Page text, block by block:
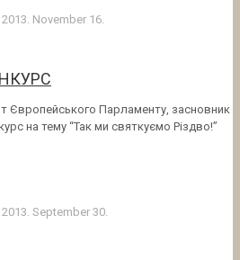
2013. November 16.
Європейського Парламенту, засновник
на тему “Так ми святкуємо Різдво!”
2013. September 30.